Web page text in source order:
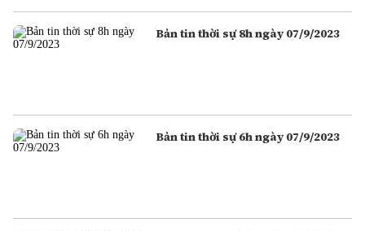
Bản tin thời sự 8h ngày 07/9/2023
Bản tin thời sự 6h ngày 07/9/2023